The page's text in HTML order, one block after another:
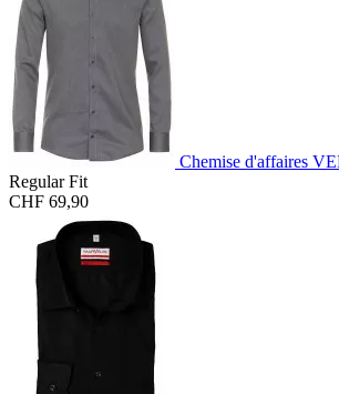
Chemise d'affaires
Regular Fit
CHF 69,90